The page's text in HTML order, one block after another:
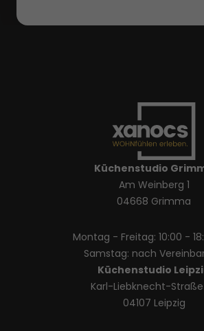
Küchenstudio
Am Weinberg 1
04668 Grimma
Montag - Freitag: 10:00 -
Samstag: nach
Küchenstudio
Karl-Liebknecht-
04107 Leipzig